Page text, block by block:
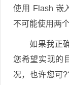
使用 Flash 嵌
不可能使用两
如果我正
您希望实现的
况，也许您可